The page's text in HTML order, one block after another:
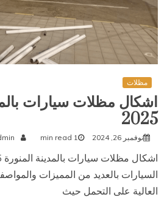
مظلات
اشكال مظلات سيارات
2025
نوفمبر 26, 2024 1 min read
السيارات بالعديد من المميزات
العالية على التحمل حيث